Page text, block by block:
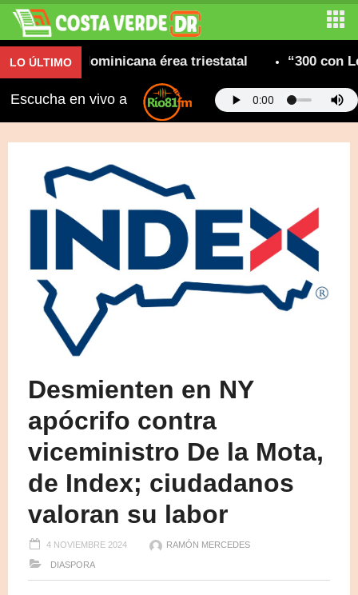
LO ÚLTIMOdominicana érea triestatal “300 con
Escucha en vivo a
Desmienten en NY
apócrifo contra
viceministro De la Mota,
de Index; ciudadanos
valoran su labor
4 NOVIEMBRE 2024 RAMÓN MERCEDES
DIASPORA